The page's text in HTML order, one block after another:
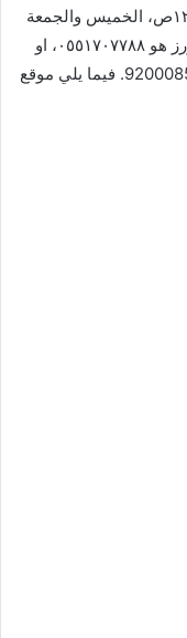
بالمطعم من الساعة ١١ص الى الساعة ١٢:٣٠ص، الخميس والجمعة
إلى الساعة ١ص. رقم هاتف مطعم شواية ورز هو ٠٥٥١٧٠٧٧٨٨، او
0554482209،رقم الهاتف الموحد هو 920008549. فيما يلي موقع